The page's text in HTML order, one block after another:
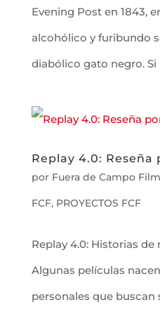
Evening Post en 1843,
alcohólico y furibundo
diabólico gato negro. Si
Replay 4.0: Reseña
por Fuera de Campo
FCF, PROYECTOS FCF
Replay 4.0: Historias
Algunas películas
personales que buscan